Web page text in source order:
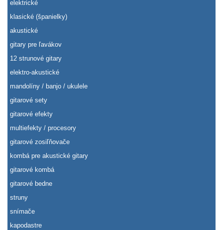
elektrické
klasické (španielky)
akustické
gitary pre ľavákov
12 strunové gitary
elektro-akustické
mandolíny / banjo / ukulele
gitarové sety
gitarové efekty
multiefekty / procesory
gitarové zosiľňovače
kombá pre akustické gitary
gitarové kombá
gitarové bedne
struny
snímače
kapodastre